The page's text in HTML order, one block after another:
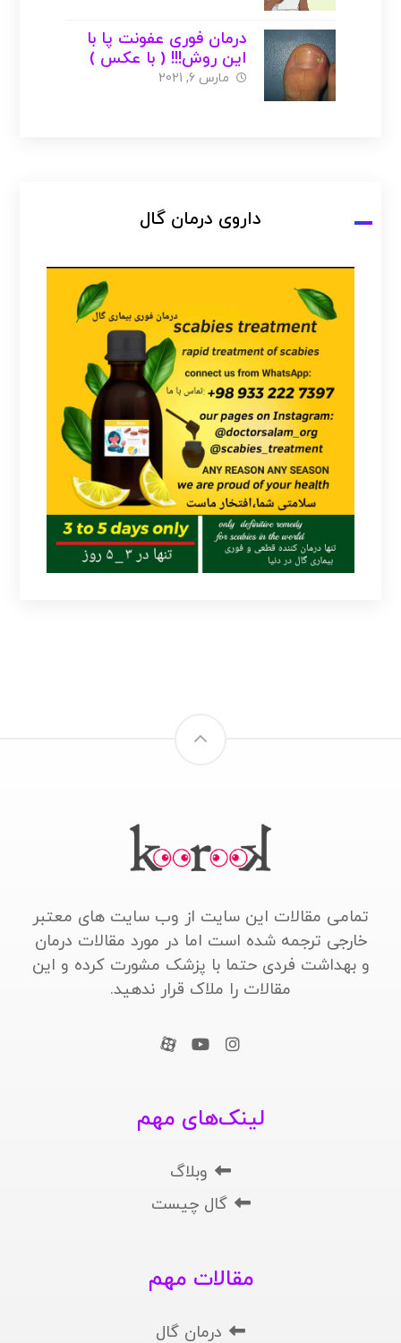
درمان فوری عفونت پا با
این روش!!! ( با عکس )
مارس 6, 2021
داروی درمان گال
تمامی مقالات این سایت از وب سایت های معتبر
خارجی ترجمه شده است اما در مورد مقالات درمان
و بهداشت فردی حتما با پزشک مشورت کرده و این
مقالات را ملاک قرار ندهید.
لینک‌های مهم
وبلاگ
گال چیست
مقالات مهم
درمان گال